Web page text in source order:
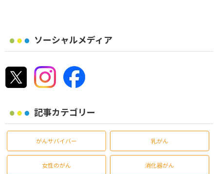
ソーシャルメディア
記事カテゴリー
がんサバイバー 乳がん
女性のがん 消化器がん